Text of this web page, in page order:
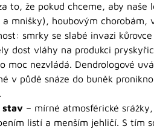
to, že pokud chceme, aby
a mnišky), houbovým
smrky se slabé invazi
dost vláhy na produkci
moc nezvládá. Dendrologové
v půdě snáze do buněk
stav – mírné atmosférické
listí a menším jehličí. S tím